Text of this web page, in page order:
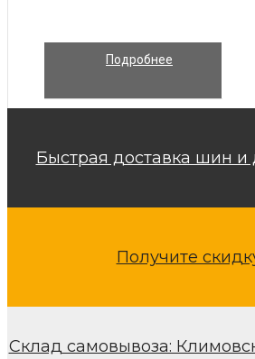
Подробнее
Быстрая доставка шин
Получите
Склад самовывоза: